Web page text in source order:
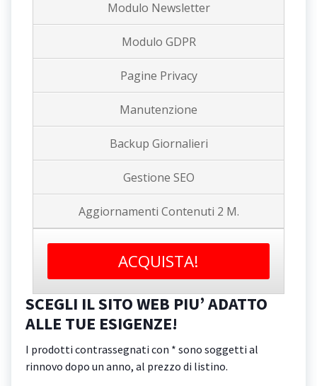
Modulo Newsletter
Modulo GDPR
Pagine Privacy
Manutenzione
Backup Giornalieri
Gestione SEO
Aggiornamenti Contenuti 2 M.
ACQUISTA!
SCEGLI IL SITO WEB PIU’ ADATTO
ALLE TUE ESIGENZE!
I prodotti contrassegnati con * sono soggetti al
rinnovo dopo un anno, al prezzo di listino.